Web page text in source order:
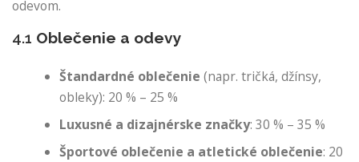
odevom.
4.1 Oblečenie a odevy
Štandardné oblečenie (napr. tričká, džínsy,
obleky): 20 % – 25 %
Luxusné a dizajnérske značky: 30 % – 35 %
Športové oblečenie a atletické oblečenie: 20